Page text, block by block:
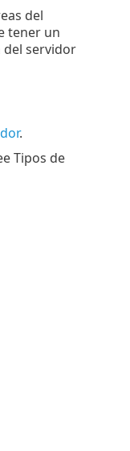
del
tener un
del servidor
.
Tipos de